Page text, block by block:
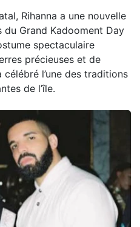
Rihanna a une nouvelle
Grand Kadooment Day
spectaculaire
précieuses et de
l’une des traditions
de l’île.